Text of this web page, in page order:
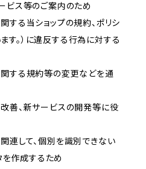
ービス等のご案内のため
関する当ショップの規約、ポリシ
す。）に違反する行為に対する
関する規約等の変更などを通
改善、新サービスの開発等に役
関連して、個別を識別できない
作成するため